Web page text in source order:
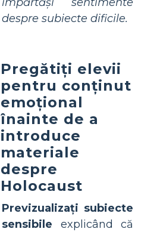
despre subiecte dificile.
Pregătiți elevii
pentru conținut
emoțional
înainte de a
introduce
materiale
despre
Holocaust
Previzualizați subiecte
sensibile explicând că